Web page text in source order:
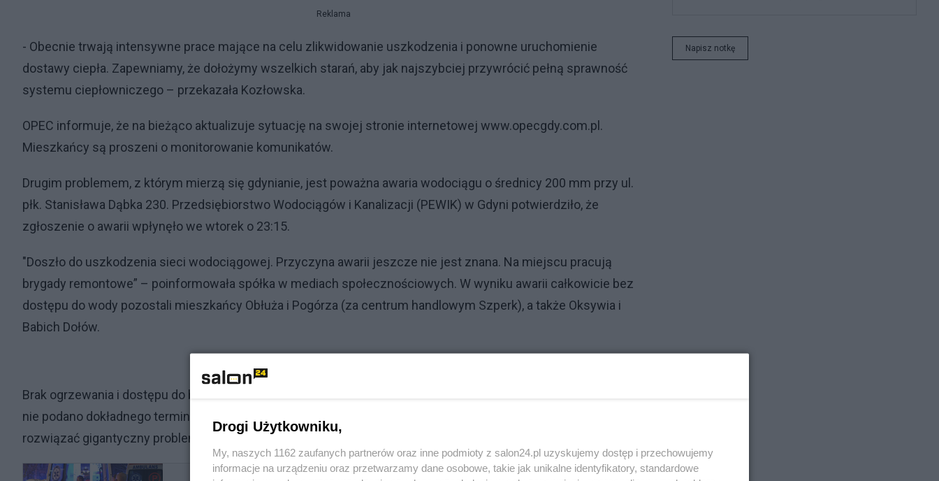
Reklama
- Obecnie trwają intensywne prace mające na celu zlikwidowanie uszkodzenia i ponowne uruchomienie
dostawy ciepła. Zapewniamy, że dołożymy wszelkich starań, aby jak najszybciej przywrócić pełną sprawność
systemu ciepłowniczego – przekazała Kozłowska.
OPEC informuje, że na bieżąco aktualizuje sytuację na swojej stronie internetowej www.opecgdy.com.pl.
Mieszkańcy są proszeni o monitorowanie komunikatów.
Drugim problemem, z którym mierzą się gdynianie, jest poważna awaria wodociągu o średnicy 200 mm przy ul.
płk. Stanisława Dąbka 230. Przedsiębiorstwo Wodociągów i Kanalizacji (PEWIK) w Gdyni potwierdziło, że
zgłoszenie o awarii wpłynęło we wtorek o 23:15.
"Doszło do uszkodzenia sieci wodociągowej. Przyczyna awarii jeszcze nie jest znana. Na miejscu pracują
brygady remontowe” – poinformowała spółka w mediach społecznościowych. W wyniku awarii całkowicie bez
dostępu do wody pozostali mieszkańcy Obłuża i Pogórza (za centrum handlowym Szperk), a także Oksywia i
Babich Dołów.
Brak ogrzewania i dostępu do bieżącej wody w środku zimy stanowi duży problem dla mieszkańców. Na razie
nie podano dokładnego terminu usunięcia awarii, ale służby zapewniają, że działają tak, by jak najszybciej
rozwiązać gigantyczny problem.
Napisz notkę
Drogi Użytkowniku,
My, naszych 1162 zaufanych partnerów oraz inne podmioty z salon24.pl uzyskujemy dostęp i przechowujemy
informacje na urządzeniu oraz przetwarzamy dane osobowe, takie jak unikalne identyfikatory, standardowe